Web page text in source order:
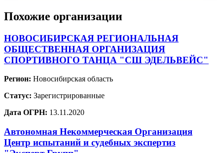
Похожие организации
НОВОСИБИРСКАЯ РЕГИОНАЛЬНАЯ
ОБЩЕСТВЕННАЯ ОРГАНИЗАЦИЯ
СПОРТИВНОГО ТАНЦА "СШ ЭДЕЛЬВЕЙС"
Регион: Новосибирская область
Статус: Зарегистрированные
Дата ОГРН: 13.11.2020
Автономная Некоммерческая Организация
Центр испытаний и судебных экспертиз